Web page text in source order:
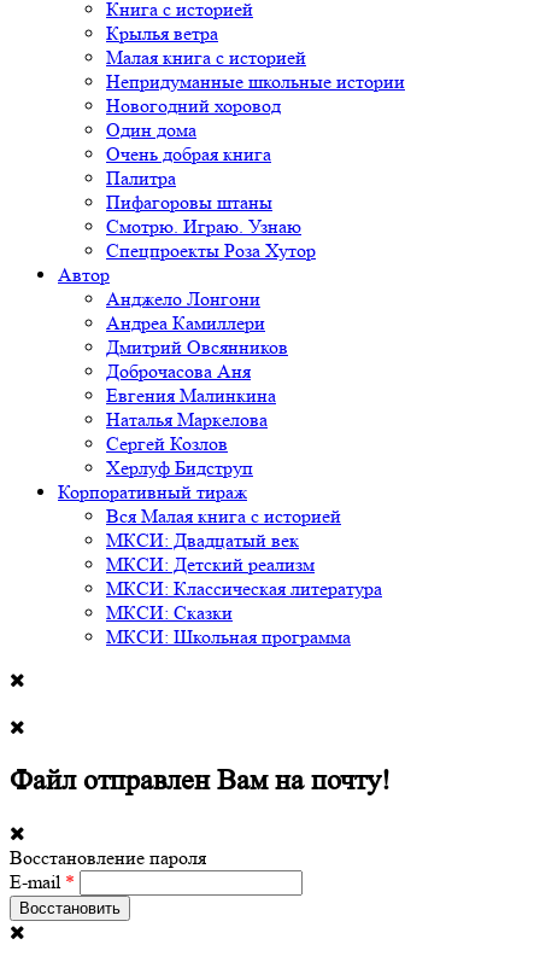
Книга с историей
Крылья ветра
Малая книга с историей
Непридуманные школьные истории
Новогодний хоровод
Один дома
Очень добрая книга
Палитра
Пифагоровы штаны
Смотрю. Играю. Узнаю
Спецпроекты Роза Хутор
Автор
Анджело Лонгони
Андреа Камиллери
Дмитрий Овсянников
Доброчасова Аня
Евгения Малинкина
Наталья Маркелова
Сергей Козлов
Херлуф Бидструп
Корпоративный тираж
Вся Малая книга с историей
МКСИ: Двадцатый век
МКСИ: Детский реализм
МКСИ: Классическая литература
МКСИ: Сказки
МКСИ: Школьная программа
Файл отправлен Вам на почту!
Восстановление пароля
E-mail *